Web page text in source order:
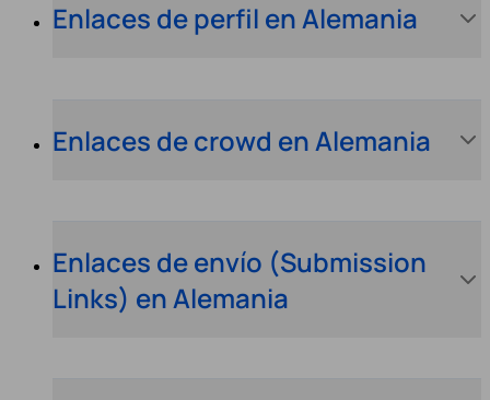
Enlaces de perfil en Alemania
Enlaces de crowd en Alemania
Enlaces de envío (Submission
Links) en Alemania